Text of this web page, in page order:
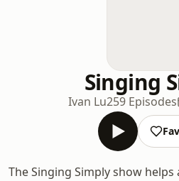
Singing
Ivan Lu259 Episodes
The Singing Simply show